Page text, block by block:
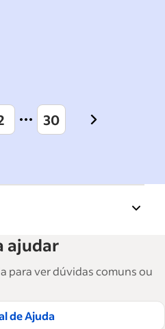
30
Next
a crescer e gerenciar a
mais de 15 mil artigos
você encontra
e práticas
as empresas a
ajudar
para ver dúvidas comuns ou
de Ajuda